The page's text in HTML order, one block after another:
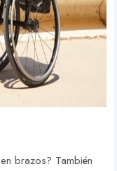
brazos? También